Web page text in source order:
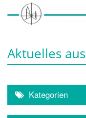
Aktuelles
Kategorien